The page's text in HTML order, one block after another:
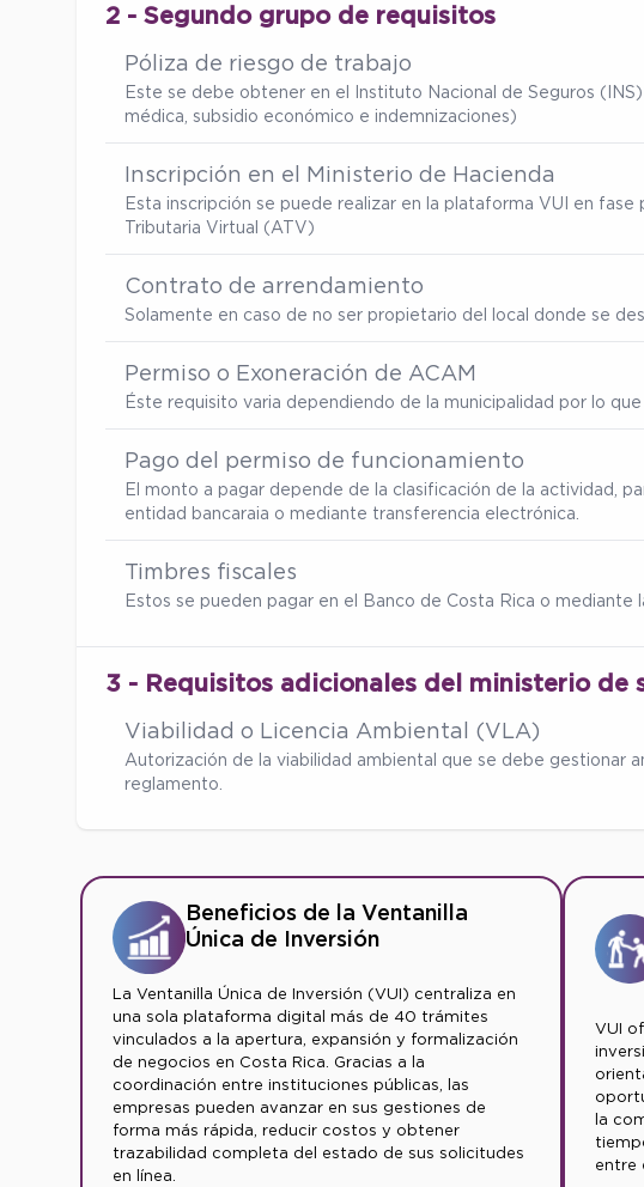
2 - Segundo grupo de requisitos
Póliza de riesgo de trabajo
Este se debe obtener en el Instituto Nacional de Seguros
médica, subsidio económico e indemnizaciones)
Inscripción en el Ministerio de Hacienda
Esta inscripción se puede realizar en la plataforma VUI en
Tributaria Virtual (ATV)
Contrato de arrendamiento
Solamente en caso de no ser propietario del local donde se
Permiso o Exoneración de ACAM
Éste requisito varia dependiendo de la municipalidad por lo
Pago del permiso de funcionamiento
El monto a pagar depende de la clasificación de la actividad,
entidad bancaraia o mediante transferencia electrónica.
Timbres fiscales
Estos se pueden pagar en el Banco de Costa Rica o mediante
3 - Requisitos adicionales del ministerio de
Viabilidad o Licencia Ambiental (VLA)
Autorización de la viabilidad ambiental que se debe gestionar
reglamento.
Beneficios de la Ventanilla
Única de Inversión
La Ventanilla Única de Inversión (VUI) centraliza en
una sola plataforma digital más de 40 trámites
vinculados a la apertura, expansión y formalización
de negocios en Costa Rica. Gracias a la
coordinación entre instituciones públicas, las
empresas pueden avanzar en sus gestiones de
forma más rápida, reducir costos y obtener
trazabilidad completa del estado de sus solicitudes
en línea.
VUI
la
entre